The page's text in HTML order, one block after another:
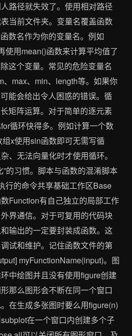
路径就失效了。使用相对路径
表当前文件夹。变量名覆盖函数
数名作为你的变量名。例如
使用mean()函数来计算平均值了
这个变量。常见的危险变量名
、max、min、length等。如果你
能会给出令人困惑的错误。循
矩阵运算。对于简单的逐元素
循环快得多。例如计算一个数
x使用sin函数即可无需写循
、无法向量化时才使用循环。
的习惯。脚本与函数的混淆脚本
行的命令共享基础工作区Base
Function有自己独立的局部工作
界通信。对于可复用的代码块
输出的一定要封装成函数。这
试和维护。记住函数文件的第
myFunctionName(input)。图
中绘图并且没有使用figure创建
那么图形会不断在同一个窗口
在生成多张图时要么用figure(n)
在一个窗口内创建多个子